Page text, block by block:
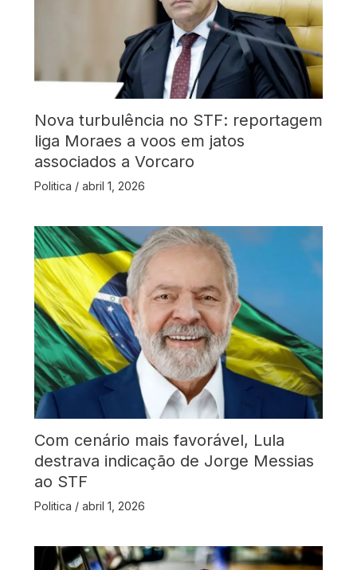
Nova turbulência no STF: reportagem
liga Moraes a voos em jatos
associados a Vorcaro
Politica / abril 1, 2026
Com cenário mais favorável, Lula
destrava indicação de Jorge Messias
ao STF
Politica / abril 1, 2026